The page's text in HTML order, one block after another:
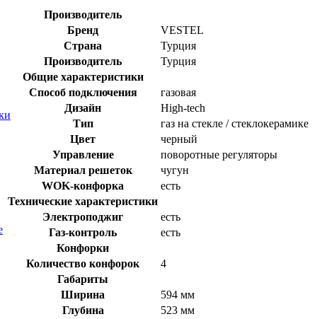
Производитель
Бренд
VESTEL
Страна
Турция
Производитель
Турция
Общие характеристики
Способ подключения
газовая
Дизайн
High-tech
Тип
газ на стекле / стеклокерамике
Цвет
черный
Управление
поворотные регуляторы
Материал решеток
чугун
WOK-конфорка
есть
Технические характеристики
Электроподжиг
есть
Газ-контроль
есть
Конфорки
Количество конфорок
4
Габариты
Ширина
594 мм
Глубина
523 мм